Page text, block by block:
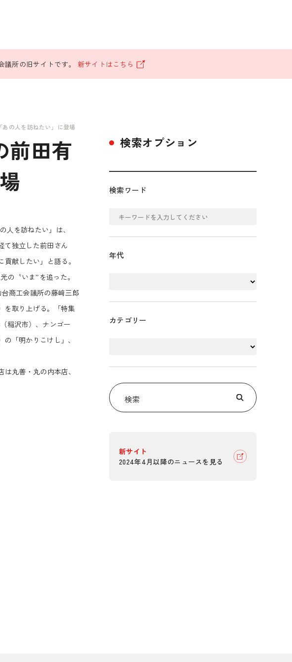
議所の旧サイトです。 新サイトはこちら
あの人を訪ねたい」に登場
前田有
を訪ねたい」は、
て独立した前田さん
献したい」と語る。
の〝いま”を追った。
商工会議所の藤﨑三郎
を取り上げる。「特集
稲沢市）、ナンゴー
「明かりこけし」、
は丸善・丸の内本店、
検索オプション
検索ワード
年代
カテゴリー
検索
新サイト
2024年4月以降のニュースを見る